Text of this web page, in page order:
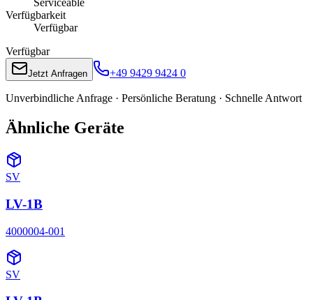
Serviceable
Verfügbarkeit
Verfügbar
Verfügbar
Jetzt Anfragen +49 9429 9424 0
Unverbindliche Anfrage · Persönliche Beratung · Schnelle Antwort
Ähnliche Geräte
SV
LV-1B
4000004-001
SV